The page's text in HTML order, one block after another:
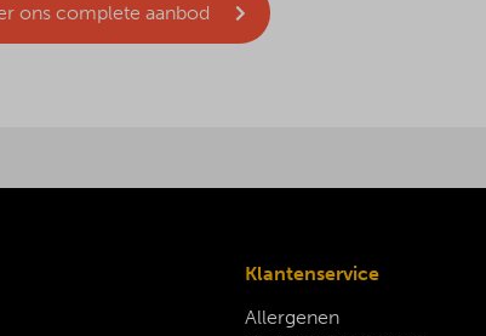
ons complete aanbod
Klantenservice
Allergenen